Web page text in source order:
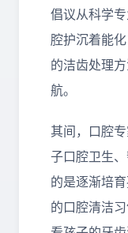
倡议从科学
腔护沉着能
的洁齿处理
航。
其间，口腔
子口腔卫生
的是逐渐培
的口腔清洁